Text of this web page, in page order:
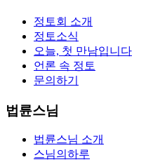
정토회 소개
정토소식
오늘, 첫 만남입니다
언론 속 정토
문의하기
법륜스님
법륜스님 소개
스님의하루